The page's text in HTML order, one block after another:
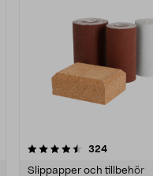
324
Slippapper och tillbehör
4.0 av 5 stjärnor